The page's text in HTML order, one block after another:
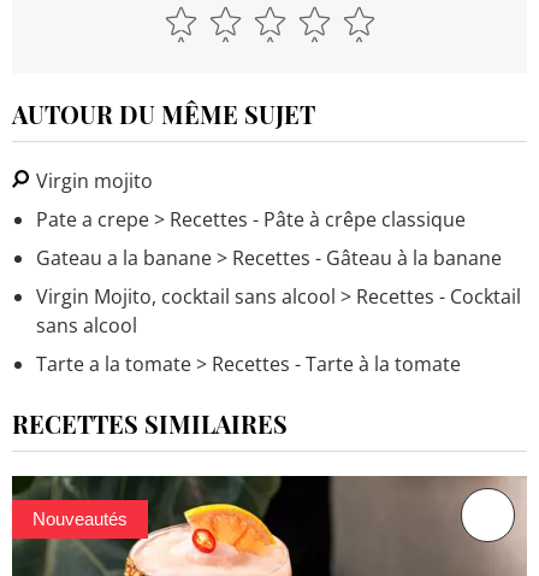
AUTOUR DU MÊME SUJET
Virgin mojito
Pate a crepe> Recettes - Pâte à crêpe classique
Gateau a la banane> Recettes - Gâteau à la banane
Virgin Mojito, cocktail sans alcool > Recettes - Cocktail
sans alcool
Tarte a la tomate> Recettes - Tarte à la tomate
RECETTES SIMILAIRES
Nouveautés